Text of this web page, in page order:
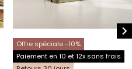
Offre spéciale -10%
Paiement en 10 et 12x sans frais
